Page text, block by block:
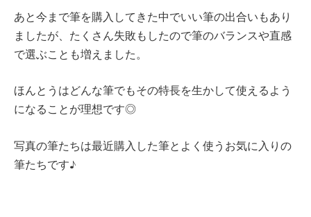
あと今まで筆を購入してきた中でいい筆の出合いもあり
ましたが、たくさん失敗もしたので筆のバランスや直感
で選ぶことも増えました。
ほんとうはどんな筆でもその特長を生かして使えるよう
になることが理想です◎
写真の筆たちは最近購入した筆とよく使うお気に入りの
筆たちです♪